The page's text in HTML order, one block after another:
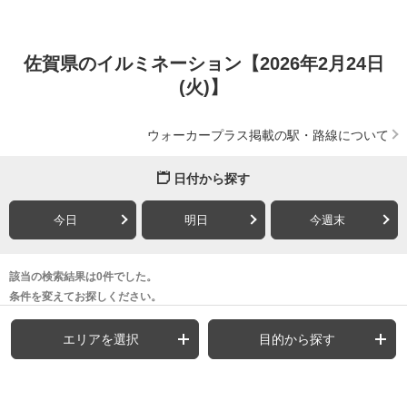
佐賀県のイルミネーション【2026年2月24日
(火)】
ウォーカープラス掲載の駅・路線について
日付から探す
今日 明日 今週末
該当の検索結果は0件でした。
条件を変えてお探しください。
エリアを選択 目的から探す